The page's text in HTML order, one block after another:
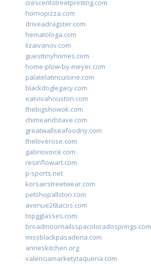
crescentstreetprinting.com
hornopizza.com
driveadragster.com
hematologa.com
lizaivanov.com
guesttinyhomes.com
home-plow-by-meyer.com
palatelatincuisine.com
blackdoglegacy.com
eatvivahouston.com
thebigshowok.com
chimeandstave.com
greatwallseafoodny.com
theloverose.com
gabriovoice.com
resinflowart.com
p-sports.net
korsairstreetwear.com
petshopallston.com
avenue26tacos.com
topgglasses.com
broadmoornailsspacoloradosprings.com
missblackpasadena.com
anneskitchen.org
valenciamarketytaqueria.com